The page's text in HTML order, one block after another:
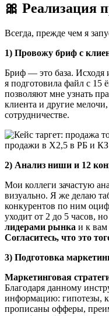
🎀 Реализация
Всегда, прежде чем я
1) Провожу бриф с
Бриф — это база. Исходя
я подготовила файл с 15
позволяют мне узнать
клиента и другие
сотрудничестве.
2) Анализ ниши и 12
Мои коллеги зачастую
визуально. Я же делаю
конкурентов по ним
уходит от 2 до 5 часов,
лидерами рынка и к вам
Согласитесь, что это
3) Подготовка
Маркетинговая
Благодаря данному
информацию: гипотезы,
прописаны офферы,